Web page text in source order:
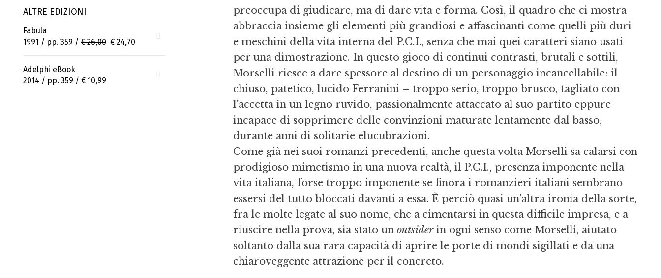
ALTRE EDIZIONI
Fabula
1991 / pp. 359 / € 26,00 € 24,70
Adelphi eBook
2014 / pp. 359 / € 10,99
preoccupa di giudicare, ma di dare vita e forma. Così, il quadro che ci mostra
abbraccia insieme gli elementi più grandiosi e affascinanti come quelli più duri
e meschini della vita interna del P.C.I., senza che mai quei caratteri siano usati
per una dimostrazione. In questo gioco di continui contrasti, brutali e sottili,
Morselli riesce a dare spessore al destino di un personaggio incancellabile: il
chiuso, patetico, lucido Ferranini – troppo serio, troppo brusco, tagliato con
l’accetta in un legno ruvido, passionalmente attaccato al suo partito eppure
incapace di sopprimere delle convinzioni maturate lentamente dal basso,
durante anni di solitarie elucubrazioni.
Come già nei suoi romanzi precedenti, anche questa volta Morselli sa calarsi con
prodigioso mimetismo in una nuova realtà, il P.C.I., presenza imponente nella
vita italiana, forse troppo imponente se finora i romanzieri italiani sembrano
essersi del tutto bloccati davanti a essa. È perciò quasi un’altra ironia della sorte,
fra le molte legate al suo nome, che a cimentarsi in questa difficile impresa, e a
riuscire nella prova, sia stato un outsiderin ogni senso come Morselli, aiutato
soltanto dalla sua rara capacità di aprire le porte di mondi sigillati e da una
chiaroveggente attrazione per il concreto.